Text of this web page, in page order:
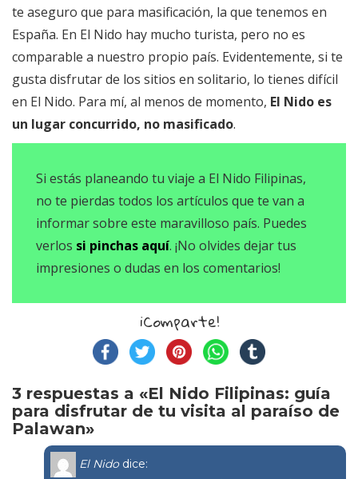
te aseguro que para masificación, la que tenemos en
España. En El Nido hay mucho turista, pero no es
comparable a nuestro propio país. Evidentemente, si te
gusta disfrutar de los sitios en solitario, lo tienes difícil
en El Nido. Para mí, al menos de momento, El Nido es
un lugar concurrido, no masificado.
Si estás planeando tu viaje a El Nido Filipinas,
no te pierdas todos los artículos que te van a
informar sobre este maravilloso país. Puedes
verlos si pinchas aquí. ¡No olvides dejar tus
impresiones o dudas en los comentarios!
¡Comparte!
3 respuestas a «El Nido Filipinas: guía
para disfrutar de tu visita al paraíso de
Palawan»
El Nido dice: